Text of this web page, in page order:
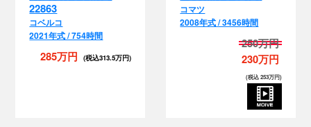
22863
コベルコ
2021年式 / 754時間
285万円(税込313.5万円)
コマツ
2008年式 / 3456時間
250万円
230万円
(税込 253万円)